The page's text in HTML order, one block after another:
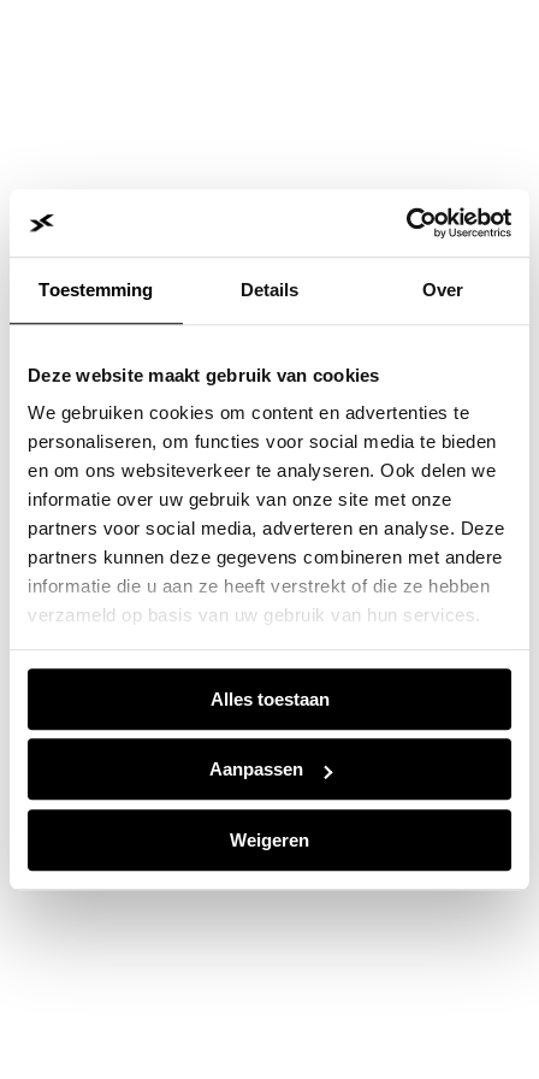
Toestemming Details Over
Deze website maakt gebruik van cookies
We gebruiken cookies om content en advertenties te
personaliseren, om functies voor social media te bieden
en om ons websiteverkeer te analyseren. Ook delen we
informatie over uw gebruik van onze site met onze
partners voor social media, adverteren en analyse. Deze
partners kunnen deze gegevens combineren met andere
informatie die u aan ze heeft verstrekt of die ze hebben
verzameld op basis van uw gebruik van hun services.
Alles toestaan
Aanpassen
Weigeren
Application error: a client-side exception has occurred while
loadingwww.jvk.nl(see the browser consolefor more
information).